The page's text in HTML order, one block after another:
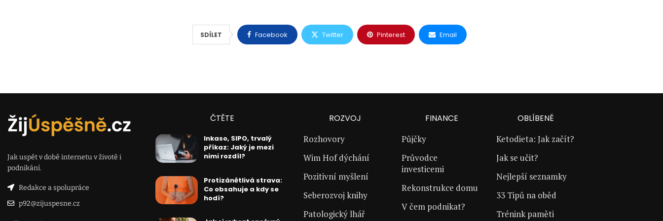
SDÍLET Facebook Twitter Pinterest Email
Jak uspět v době internetu v životě i
podnikání.
Redakce a spolupráce
p92@zijuspesne.cz
ČTĚTE
Inkaso, SIPO, trvalý
příkaz: Jaký je mezi
nimi rozdíl?
Protizánětlivá strava:
Co obsahuje a kdy se
hodí?
ROZVOJ
Rozhovory
Wim Hof dýchání
Pozitivní myšlení
Seberozvoj knihy
Patologický lhář
FINANCE
Půjčky
Průvodce
investicemi
Rekonstrukce domu
V čem podnikat?
OBLÍBENÉ
Ketodieta: Jak začít?
Jak se učit?
Nejlepší seznamky
33 Tipů na oběd
Trénink paměti